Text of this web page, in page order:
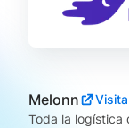
Melonn
Toda la logística